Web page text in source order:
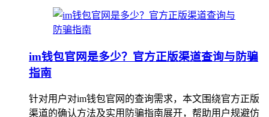
im钱包官网是多少？官方正版渠道查询与防骗
指南
针对用户对im钱包官网的查询需求，本文围绕官方正版
渠道的确认方法及实用防骗指南展开，帮助用户规避仿